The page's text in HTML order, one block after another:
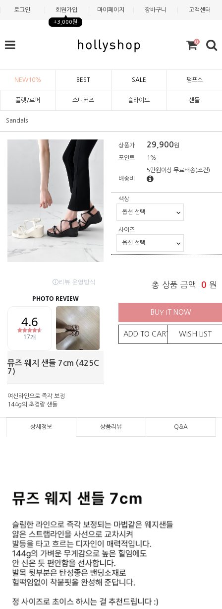
로그인 회원가입
+3,000원
마이페이지 장바구니 고객센터
0
NEW10% BEST SALE 펌프스
플랫/로퍼 스니커즈 슬라이드 샌들
Sandals
뮤즈 웨지 샌들 7cm (425C
7)
여신라인으로 즉각 보정
144g의 초경량 샌들
상품가 29,900원
포인트 1%
배송비
5만원이상 무료배송(조건)
색상
사이즈
총 상품 금액 0 원
BUY IT NOW
ADD TO CART WISH LIST
상세정보 상품리뷰 Q&A